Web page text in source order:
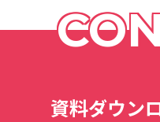
資料ダウン